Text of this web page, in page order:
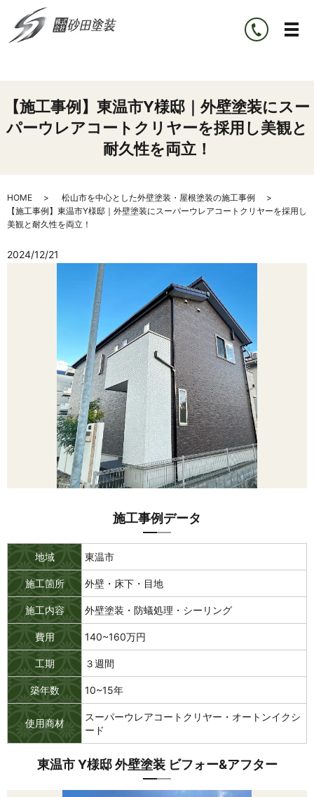
【施工事例】東温市Y様邸｜外壁塗装にスー
パーウレアコートクリヤーを採用し美観と
耐久性を両立！
HOME
松山市を中心とした外壁塗装・屋根塗装の施工事例
【施工事例】東温市Y様邸｜外壁塗装にスーパーウレアコートクリヤーを採用し
美観と耐久性を両立！
2024/12/21
施工事例データ
地域 東温市
施工箇所 外壁・床下・目地
施工内容 外壁塗装・防蟻処理・シーリング
費用 140~160万円
工期 ３週間
築年数 10~15年
使用商材
スーパーウレアコートクリヤー・オートンイクシ
ード
東温市 Y様邸 外壁塗装 ビフォー&アフター